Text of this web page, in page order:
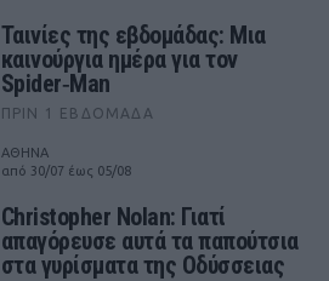
Ταινίες της εβδομάδας: Μια
καινούργια ημέρα για τον
Spider‑Man
ΠΡΙΝ 1 ΕΒΔΟΜΆΔΑ
ΑΘΗΝΑ
από 30/07 έως 05/08
Christopher Nolan: Γιατί
απαγόρευσε αυτά τα παπούτσια
στα γυρίσματα της Οδύσσειας